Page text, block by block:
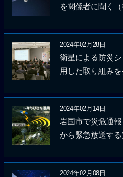
を関係者に聞く（
2024年02月28日
衛星による防災
用した取り組みを
2024年02月14日
岩国市で災危通
から緊急放送す
2024年02月08日